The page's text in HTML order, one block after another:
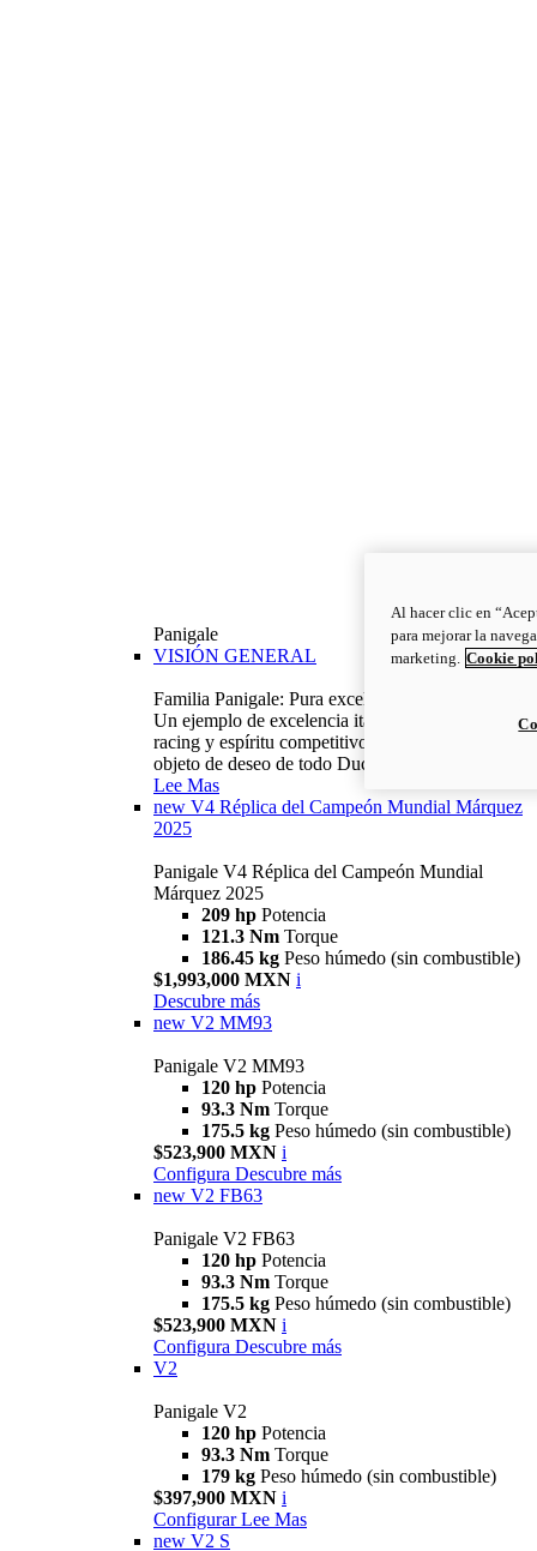
Panigale
VISIÓN GENERAL
Familia Panigale: Pura excelencia italiana.
Un ejemplo de excelencia italiana, con ADN
racing y espíritu competitivo: la Panigale es el
objeto de deseo de todo Ducatista.
Lee Mas
new V4 Réplica del Campeón Mundial Márquez
2025
Panigale V4 Réplica del Campeón Mundial
Márquez 2025
209 hp Potencia
121.3 Nm Torque
186.45 kg Peso húmedo (sin combustible)
$1,993,000 MXN i
Descubre más
new V2 MM93
Panigale V2 MM93
120 hp Potencia
93.3 Nm Torque
175.5 kg Peso húmedo (sin combustible)
$523,900 MXN i
Configura Descubre más
new V2 FB63
Panigale V2 FB63
120 hp Potencia
93.3 Nm Torque
175.5 kg Peso húmedo (sin combustible)
$523,900 MXN i
Configura Descubre más
V2
Panigale V2
120 hp Potencia
93.3 Nm Torque
179 kg Peso húmedo (sin combustible)
$397,900 MXN i
Configurar Lee Mas
new V2 S
Al hacer clic en
para mejorar la
marketing. Cookie